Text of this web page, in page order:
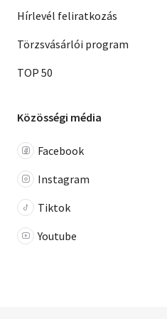
Hírlevél feliratkozás
Törzsvásárlói program
TOP 50
Közösségi média
Facebook
Instagram
Tiktok
Youtube